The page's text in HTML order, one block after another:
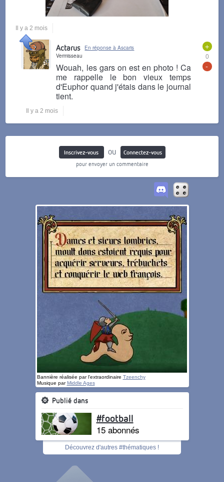
Il y a 2 mois
+
0
-
Actarus
En réponse à Ascaris
Vermisseau
Wouah, les gars on est en photo ! Ca
me rappelle le bon vieux temps
d'Euphor quand j'étais dans le journal
tient.
Il y a 2 mois
Inscrivez-vous ou
Connectez-vous
pour envoyer un commentaire
Bannière réalisée par l'extraordinaire Tzeenchy
Musique parMiddle Ages
Publié dans
#football
15 abonnés
Découvrez d'autres #thématiques !